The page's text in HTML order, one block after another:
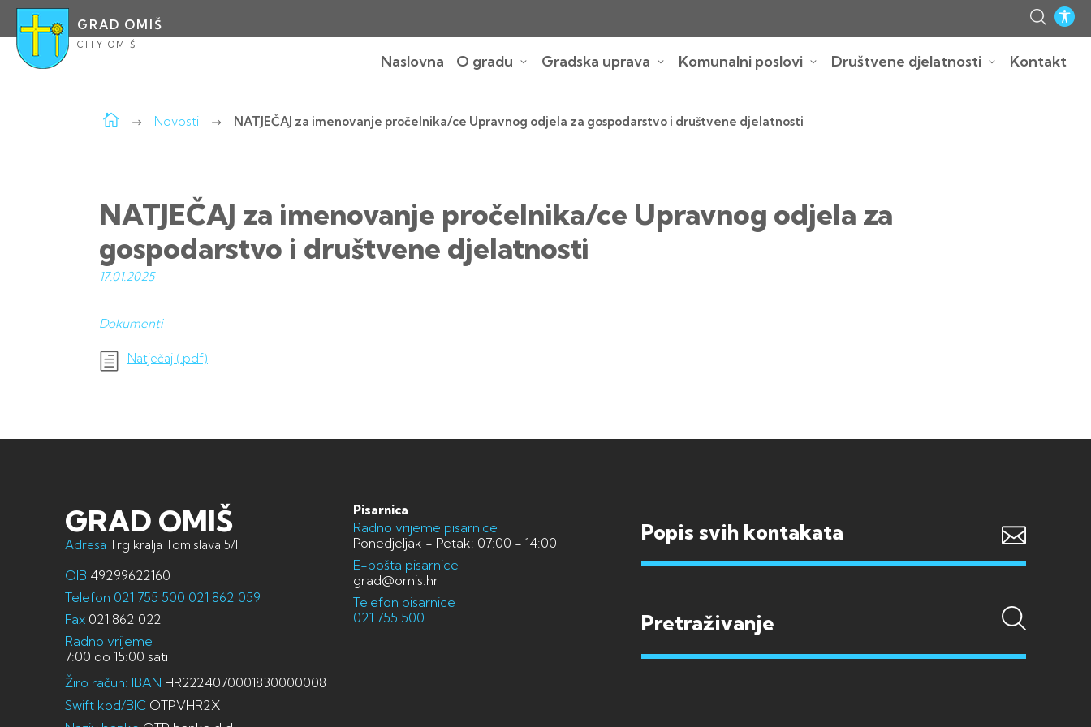
GRAD OMIŠ
CITY OMIŠ
Naslovna O gradu Gradska uprava Komunalni poslovi Društvene djelatnosti Kontakt
Novosti NATJEČAJ za imenovanje pročelnika/ce Upravnog odjela za gospodarstvo i društvene djelatnosti
NATJEČAJ za imenovanje pročelnika/ce Upravnog odjela za
gospodarstvo i društvene djelatnosti
17.01.2025
Dokumenti
Natječaj (.pdf)
GRAD OMIŠ
Adresa Trg kralja Tomislava 5/I
OIB 49299622160
Telefon 021 755 500 021 862 059
Fax 021 862 022
Radno vrijeme
7:00 do 15:00 sati
Žiro račun: IBAN HR2224070001830000008
Swift kod/BIC OTPVHR2X
Pisarnica
Radno vrijeme pisarnice
Ponedjeljak - Petak: 07:00 - 14:00
E-pošta pisarnice
grad@omis.hr
Telefon pisarnice
021 755 500
Popis svih kontakata